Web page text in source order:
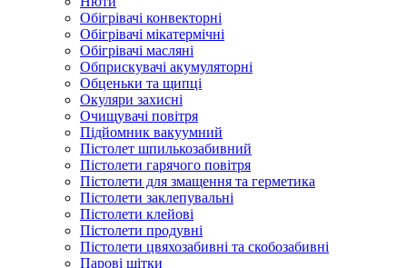
Обігрівачі конвекторні
Обігрівачі мікатермічні
Обігрівачі масляні
Обприскувачі акумуляторні
Обценьки та щипці
Окуляри захисні
Очищувачі повітря
Підйомник вакуумний
Пістолет шпилькозабивний
Пістолети гарячого повітря
Пістолети для змащення та герметика
Пістолети заклепувальні
Пістолети клейові
Пістолети продувні
Пістолети цвяхозабивні та скобозабивні
Парові щітки